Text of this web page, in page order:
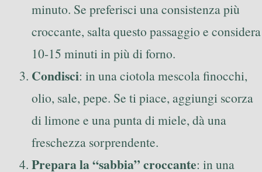
minuto. Se preferisci una consistenza più
croccante, salta questo passaggio e considera
10-15 minuti in più di forno.
Condisci: in una ciotola mescola finocchi,
olio, sale, pepe. Se ti piace, aggiungi scorza
di limone e una punta di miele, dà una
freschezza sorprendente.
Prepara la “sabbia” croccante: in una